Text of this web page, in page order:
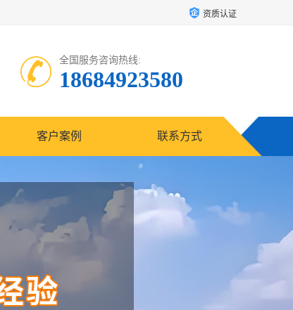
资质认证
全国服务咨询热线:
18684923580
客户案例 联系方式